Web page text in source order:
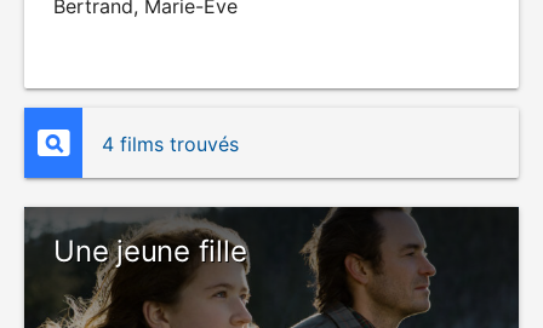
Bertrand, Marie-Eve
4 films trouvés
Une jeune fille